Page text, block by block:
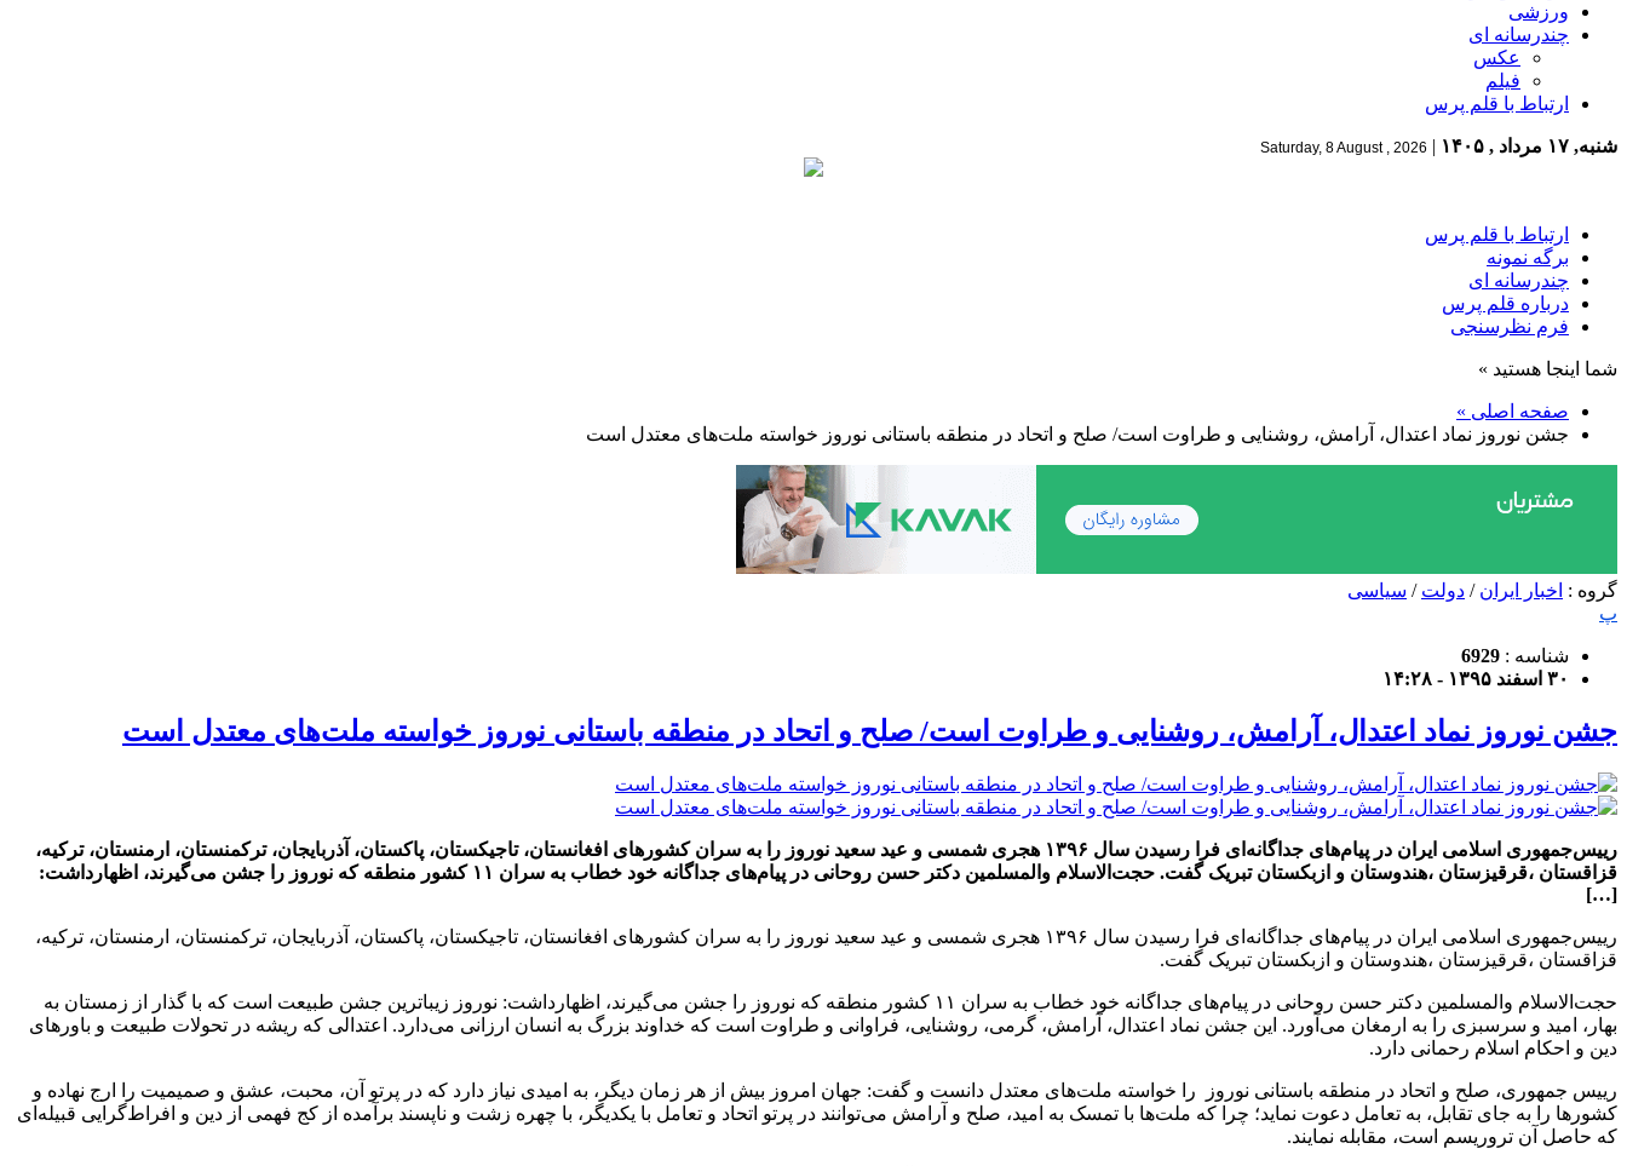
ورزشی
چندرسانه ای
عکس
فیلم
ارتباط با قلم پرس
شنبه, ۱۷ مرداد , ۱۴۰۵ |
Saturday, 8 August , 2026
ارتباط با قلم پرس
برگه نمونه
چندرسانه ای
درباره قلم پرس
فرم نظرسنجی
شما اینجا هستید »
صفحه اصلی »
جشن نوروز نماد اعتدال، آرامش، روشنایی و طراوت است/ صلح و اتحاد در منطقه باستانی نوروز ‏خواسته ملت‌های معتدل است
گروه : اخبار ایران / دولت / سیاسی
پ
شناسه : 6929
۳۰ اسفند ۱۳۹۵ - ۱۴:۲۸
جشن نوروز نماد اعتدال، آرامش، روشنایی و طراوت است/ صلح و اتحاد در منطقه باستانی نوروز ‏خواسته ملت‌های معتدل است
رییس‌جمهوری اسلامی ایران در پیام‌های جداگانه‌ای فرا رسیدن سال ۱۳۹۶ هجری شمسی و عید سعید نوروز را به سران کشورهای افغانستان، تاجیکستان، پاکستان، آذربایجان، ترکمنستان، ارمنستان، ترکیه،
قزاقستان ،قرقیزستان ،هندوستان و ازبکستان تبریک گفت. حجت‌الاسلام والمسلمین دکتر حسن روحانی در پیام‌های جداگانه خود خطاب به سران ۱۱ کشور منطقه که نوروز را جشن می‌گیرند، اظهارداشت:
[…]
رییس‌جمهوری اسلامی ایران در پیام‌های جداگانه‌ای فرا رسیدن سال ۱۳۹۶ هجری شمسی و عید سعید نوروز را به سران کشورهای افغانستان، تاجیکستان، پاکستان، آذربایجان، ترکمنستان، ارمنستان، ترکیه،
قزاقستان ،قرقیزستان ،هندوستان و ازبکستان تبریک گفت.
حجت‌الاسلام والمسلمین دکتر حسن روحانی در پیام‌های جداگانه خود خطاب به سران ۱۱ کشور منطقه که نوروز را جشن می‌گیرند، اظهارداشت: نوروز زیباترین جشن طبیعت است که با گذار از زمستان به
بهار، امید و سرسبزی را به ارمغان می‌آورد. این جشن نماد اعتدال، آرامش، گرمی، روشنایی، فراوانی و طراوت است که خداوند بزرگ به انسان ارزانی می‌دارد. اعتدالی که ریشه در تحولات طبیعت و باورهای
دین و احکام اسلام رحمانی دارد.
رییس جمهوری، صلح و اتحاد در منطقه باستانی نوروز را خواسته ملت‌های معتدل دانست و گفت: جهان امروز بیش از هر زمان دیگر، به امیدی نیاز دارد که در پرتو آن، محبت، عشق و صمیمیت را ارج نهاده و
کشورها را به جای تقابل، به تعامل دعوت نماید؛ چرا که ملت‌ها با تمسک به امید، صلح و آرامش می‌توانند در پرتو اتحاد و تعامل با یکدیگر، با چهره زشت و ناپسند برآمده از کج فهمی از دین و افراط‌گرایی قبیله‌ای
که حاصل آن تروریسم است، مقابله نمایند.